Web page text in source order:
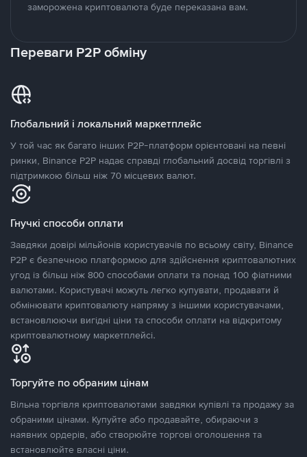
заморожена криптовалюта буде переказана вам.
Переваги P2P обміну
Глобальний і локальний маркетплейс
У той час як багато інших P2P-платформ орієнтовані на певні
ринки, Binance P2P надає справді глобальний досвід торгівлі з
підтримкою більш ніж 70 місцевих валют.
Гнучкі способи оплати
Завдяки довірі мільйонів користувачів по всьому світу, Binance
P2P є безпечною платформою для здійснення криптовалютних
угод із більш ніж 800 способами оплати та понад 100 фіатними
валютами. Користувачі можуть легко купувати, продавати й
обмінювати криптовалюту напряму з іншими користувачами,
встановлюючи вигідні ціни та способи оплати на відкритому
криптовалютному маркетплейсі.
Торгуйте по обраним цінам
Вільна торгівля криптовалютами завдяки купівлі та продажу за
обраними цінами. Купуйте або продавайте, обираючи з
наявних ордерів, або створюйте торгові оголошення та
встановлюйте власні ціни.